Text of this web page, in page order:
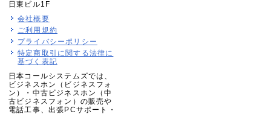
日東ビル1F
会社概要
ご利用規約
プライバシーポリシー
特定商取引に関する法律に
基づく表記
日本コールシステムズでは、
ビジネスホン（ビジネスフォ
ン）・中古ビジネスホン（中
古ビジネスフォン）の販売や
電話工事、出張PCサポート・